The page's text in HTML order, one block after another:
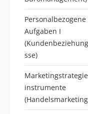
Personalbezogene
Aufgaben I
sse)
instrumente